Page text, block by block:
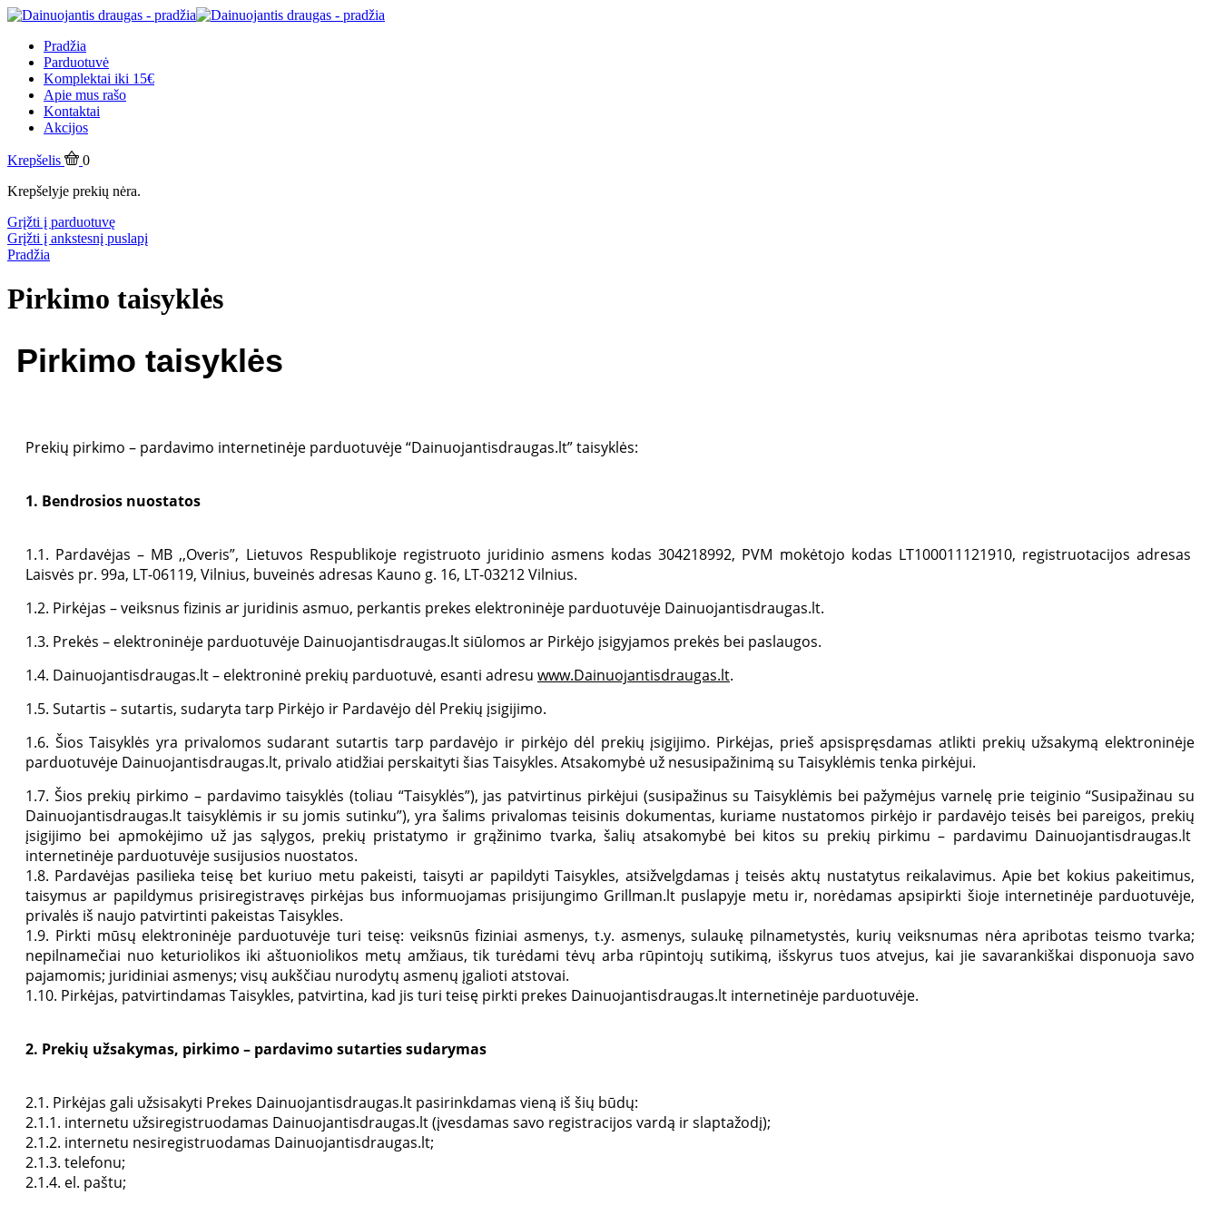
Pradžia
Parduotuvė
Komplektai iki 15€
Apie mus rašo
Kontaktai
Akcijos
Krepšelis
0
Krepšelyje prekių nėra.
Grįžti į parduotuvę
Grįžti į ankstesnį puslapį
Pradžia
Pirkimo taisyklės
Pirkimo taisyklės
Prekių pirkimo – pardavimo internetinėje parduotuvėje “Dainuojantisdraugas.lt” taisyklės:
1. Bendrosios nuostatos
1.1. Pardavėjas – MB ,,Overis”, Lietuvos Respublikoje registruoto juridinio asmens kodas 304218992, PVM mokėtojo kodas LT100011121910, registruotacijos adresas
Laisvės pr. 99a, LT-06119, Vilnius, buveinės adresas Kauno g. 16, LT-03212 Vilnius.
1.2. Pirkėjas – veiksnus fizinis ar juridinis asmuo, perkantis prekes elektroninėje parduotuvėje Dainuojantisdraugas.lt.
1.3. Prekės – elektroninėje parduotuvėje Dainuojantisdraugas.lt siūlomos ar Pirkėjo įsigyjamos prekės bei paslaugos.
1.4. Dainuojantisdraugas.lt – elektroninė prekių parduotuvė, esanti adresu www.Dainuojantisdraugas.lt.
1.5. Sutartis – sutartis, sudaryta tarp Pirkėjo ir Pardavėjo dėl Prekių įsigijimo.
1.6. Šios Taisyklės yra privalomos sudarant sutartis tarp pardavėjo ir pirkėjo dėl prekių įsigijimo. Pirkėjas, prieš apsispręsdamas atlikti prekių užsakymą elektroninėje
parduotuvėje Dainuojantisdraugas.lt, privalo atidžiai perskaityti šias Taisykles. Atsakomybė už nesusipažinimą su Taisyklėmis tenka pirkėjui.
1.7. Šios prekių pirkimo – pardavimo taisyklės (toliau “Taisyklės”), jas patvirtinus pirkėjui (susipažinus su Taisyklėmis bei pažymėjus varnelę prie teiginio “Susipažinau su
Dainuojantisdraugas.lt taisyklėmis ir su jomis sutinku”), yra šalims privalomas teisinis dokumentas, kuriame nustatomos pirkėjo ir pardavėjo teisės bei pareigos, prekių
įsigijimo bei apmokėjimo už jas sąlygos, prekių pristatymo ir grąžinimo tvarka, šalių atsakomybė bei kitos su prekių pirkimu – pardavimu Dainuojantisdraugas.lt
internetinėje parduotuvėje susijusios nuostatos.
1.8. Pardavėjas pasilieka teisę bet kuriuo metu pakeisti, taisyti ar papildyti Taisykles, atsižvelgdamas į teisės aktų nustatytus reikalavimus. Apie bet kokius pakeitimus,
taisymus ar papildymus prisiregistravęs pirkėjas bus informuojamas prisijungimo Grillman.lt puslapyje metu ir, norėdamas apsipirkti šioje internetinėje parduotuvėje,
privalės iš naujo patvirtinti pakeistas Taisykles.
1.9. Pirkti mūsų elektroninėje parduotuvėje turi teisę: veiksnūs fiziniai asmenys, t.y. asmenys, sulaukę pilnametystės, kurių veiksnumas nėra apribotas teismo tvarka;
nepilnamečiai nuo keturiolikos iki aštuoniolikos metų amžiaus, tik turėdami tėvų arba rūpintojų sutikimą, išskyrus tuos atvejus, kai jie savarankiškai disponuoja savo
pajamomis; juridiniai asmenys; visų aukščiau nurodytų asmenų įgalioti atstovai.
1.10. Pirkėjas, patvirtindamas Taisykles, patvirtina, kad jis turi teisę pirkti prekes Dainuojantisdraugas.lt internetinėje parduotuvėje.
2. Prekių užsakymas, pirkimo – pardavimo sutarties sudarymas
2.1. Pirkėjas gali užsisakyti Prekes Dainuojantisdraugas.lt pasirinkdamas vieną iš šių būdų:
2.1.1. internetu užsiregistruodamas Dainuojantisdraugas.lt (įvesdamas savo registracijos vardą ir slaptažodį);
2.1.2. internetu nesiregistruodamas Dainuojantisdraugas.lt;
2.1.3. telefonu;
2.1.4. el. paštu;